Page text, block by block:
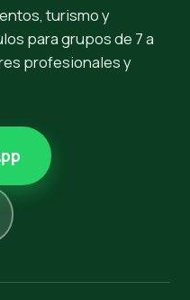
turismo y
para grupos de 7 a
profesionales y